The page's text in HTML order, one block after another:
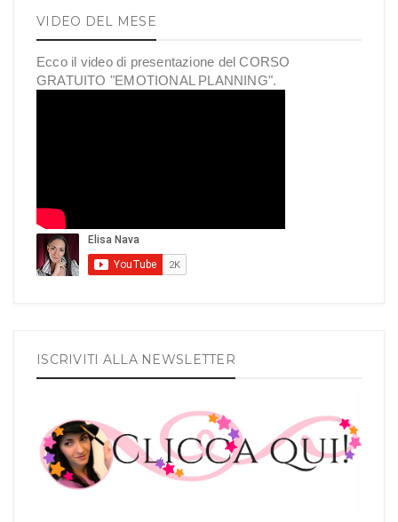
VIDEO DEL MESE
Ecco il video di presentazione del CORSO
GRATUITO "EMOTIONAL PLANNING".
ISCRIVITI ALLA NEWSLETTER